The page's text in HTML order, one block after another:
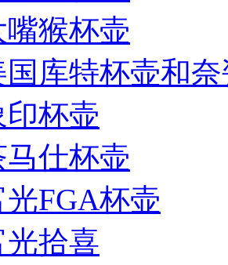
嘴猴杯壶
国库特杯壶和
印杯壶
马仕杯壶
光FGA杯壶
光拾喜